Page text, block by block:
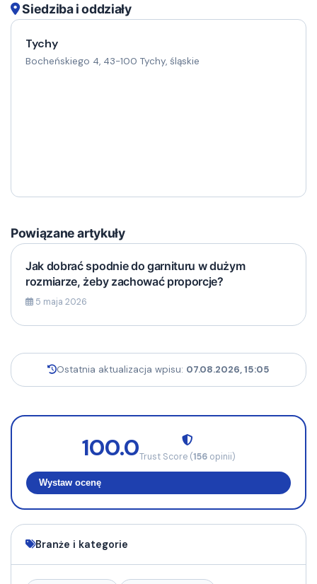
Siedziba i oddziały
Tychy
Bocheńskiego 4, 43-100 Tychy, śląskie
Powiązane artykuły
Jak dobrać spodnie do garnituru w dużym
rozmiarze, żeby zachować proporcje?
5 maja 2026
Ostatnia aktualizacja wpisu: 07.08.2026, 15:05
100.0Trust Score (156opinii)
Wystaw ocenę
Branże i kategorie